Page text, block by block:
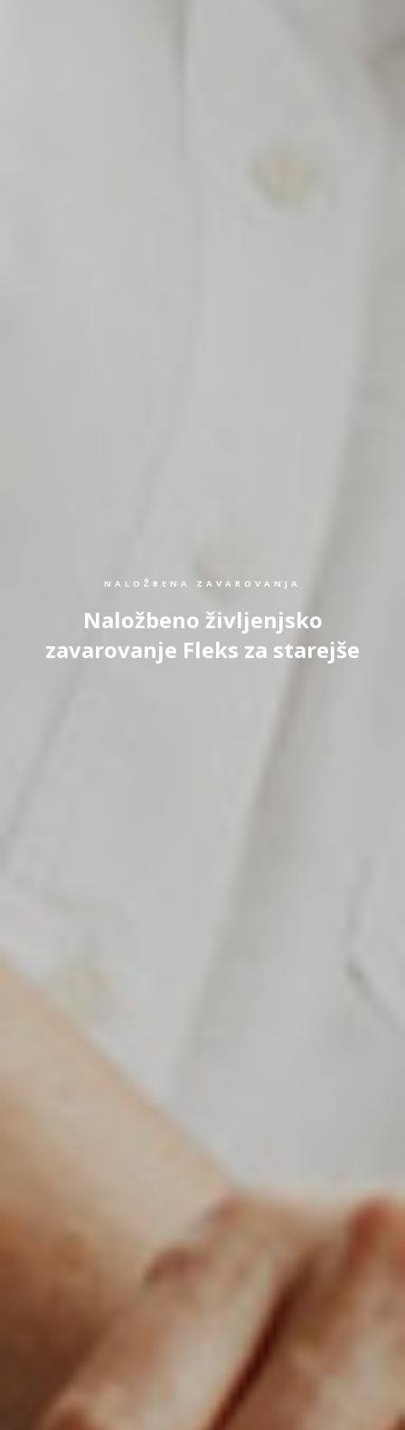
NALOŽBENA ZAVAROVANJA
Naložbeno življenjsko
zavarovanje Fleks za starejše